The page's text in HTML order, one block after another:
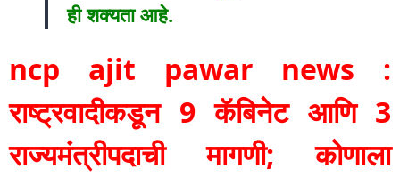
ही शक्यता आहे.
ncp ajit pawar news :
राष्ट्रवादीकडून 9 कॅबिनेट आणि 3
राज्यमंत्रीपदाची मागणी; कोणाला